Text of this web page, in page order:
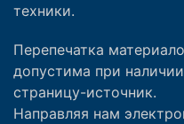
техники.
Перепечатка
допустима при
страницу-источник.
Направляя нам